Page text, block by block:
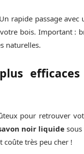
rapide passage avec
bois. Important :
naturelles.
pour retrouver
noir liquide sous
coûte très peu cher !